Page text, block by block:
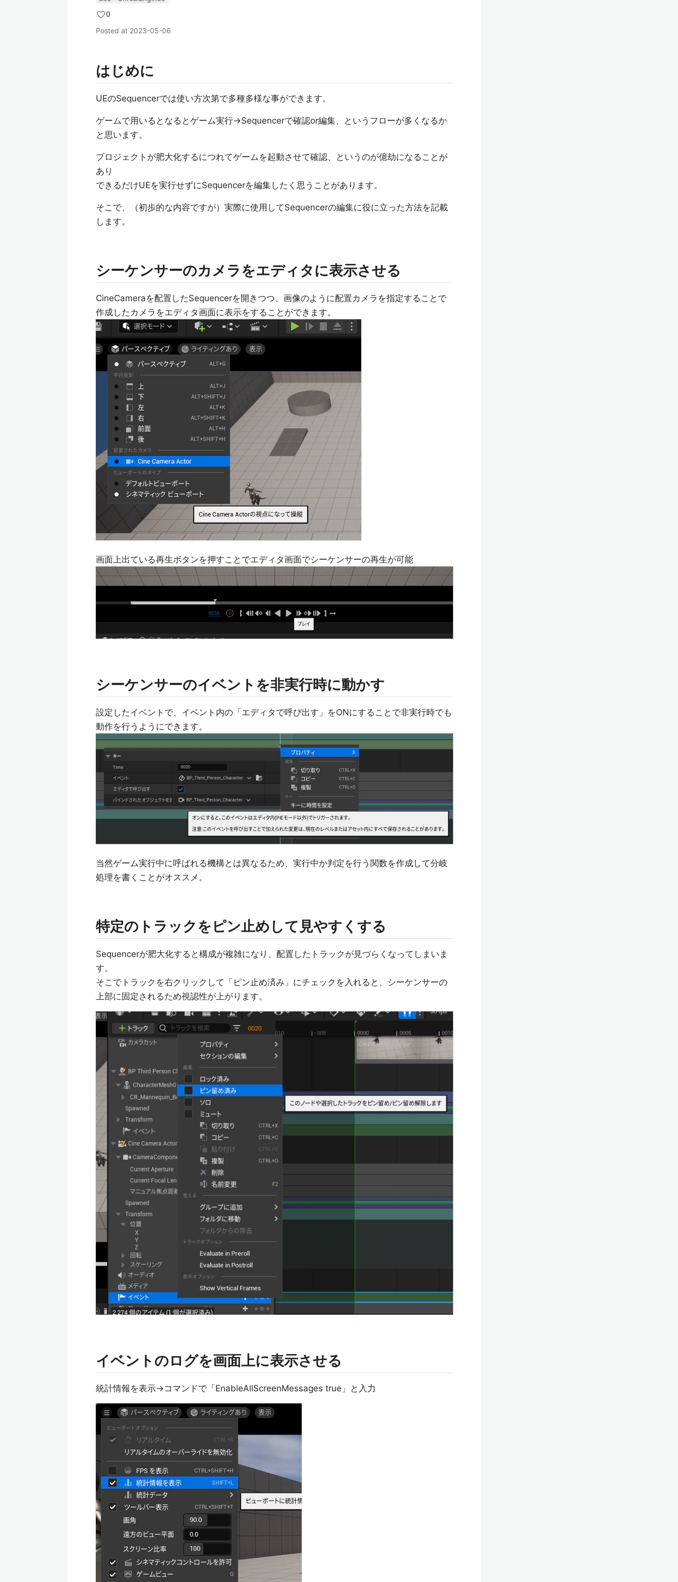
0
Posted at 2023-05-06
はじめに
UEのSequencerでは使い方次第で多種多様な事ができます。
ゲームで用いるとなるとゲーム実行→Sequencerで確認or編集、というフローが多くなるか
と思います。
プロジェクトが肥大化するにつれてゲームを起動させて確認、というのが億劫になることが
あり
できるだけUEを実行せずにSequencerを編集したく思うことがあります。
そこで、（初歩的な内容ですが）実際に使用してSequencerの編集に役に立った方法を記載
します。
シーケンサーのカメラをエディタに表示させる
CineCameraを配置したSequencerを開きつつ、画像のように配置カメラを指定することで
作成したカメラをエディタ画面に表示をすることができます。
画面上出ている再生ボタンを押すことでエディタ画面でシーケンサーの再生が可能
シーケンサーのイベントを非実行時に動かす
設定したイベントで、イベント内の「エディタで呼び出す」をONにすることで非実行時でも
動作を行うようにできます。
当然ゲーム実行中に呼ばれる機構とは異なるため、実行中か判定を行う関数を作成して分岐
処理を書くことがオススメ。
特定のトラックをピン止めして見やすくする
Sequencerが肥大化すると構成が複雑になり、配置したトラックが見づらくなってしまいま
す。
そこでトラックを右クリックして「ピン止め済み」にチェックを入れると、シーケンサーの
上部に固定されるため視認性が上がります。
イベントのログを画面上に表示させる
統計情報を表示→コマンドで「EnableAllScreenMessages true」と入力